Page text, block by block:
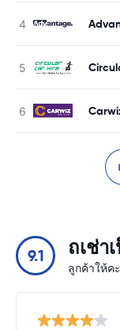
9.1 ถเช่า
ลูกค้าให้ค